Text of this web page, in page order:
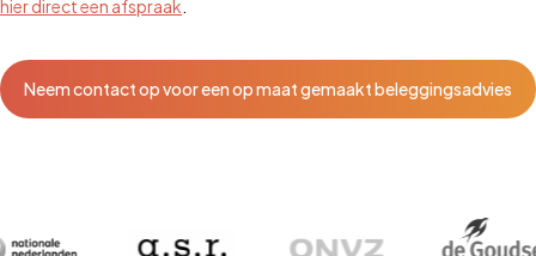
hier direct een afspraak
Neem contact op voor een op maat gemaakt beleggingsadvies